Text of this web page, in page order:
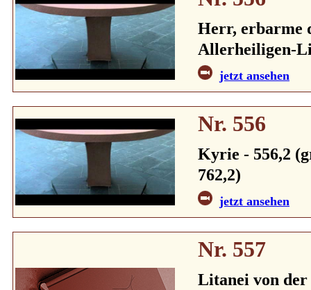
Herr, erbarme
Allerheiligen-
jetzt ansehen
Nr. 556
Kyrie - 556,2
762,2)
jetzt ansehen
Nr. 557
Litanei von der